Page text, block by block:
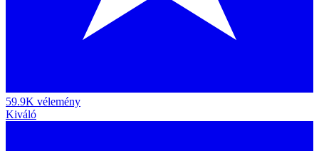
59.9K vélemény
Kiváló